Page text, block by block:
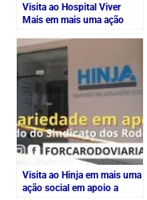
Visita ao Hospital Viver
Mais em mais uma ação
Visita ao Hinja em mais uma
ação social em apoio a